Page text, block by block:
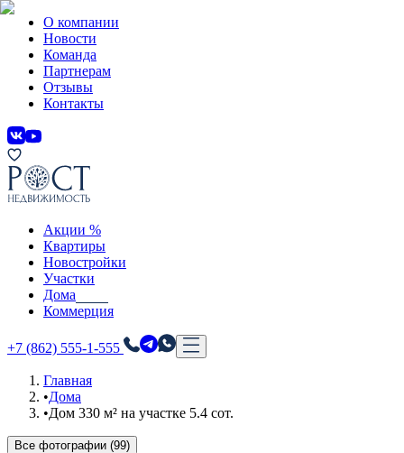
О компании
Новости
Команда
Партнерам
Отзывы
Контакты
Акции %
Квартиры
Новостройки
Участки
Дома
Коммерция
+7 (862) 555-1-555
Главная
•Дома
•Дом 330 м² на участке 5.4 сот.
Все фотографии (99)